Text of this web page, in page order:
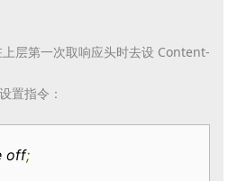
层第一次取响应头时去设 Content-
置指令：
off;